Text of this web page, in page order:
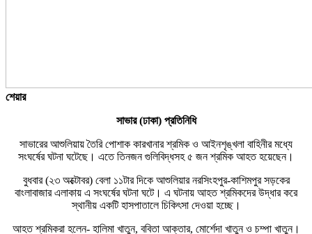
শেয়ার
সাভার (ঢাকা) প্রতিনিধি
সাভারের আশুলিয়ায় তৈরি পোশাক কারখানার শ্রমিক ও আইনশৃঙ্খলা বাহিনীর মধ্যে
সংঘর্ষের ঘটনা ঘটেছে। এতে তিনজন গুলিবিদ্ধসহ ৫ জন শ্রমিক আহত হয়েছেন।
বুধবার (২৩ অক্টোবর) বেলা ১১টার দিকে আশুলিয়ার নরসিংহপুর-কাশিমপুর সড়কের
বাংলাবাজার এলাকায় এ সংঘর্ষের ঘটনা ঘটে। এ ঘটনায় আহত শ্রমিকদের উদ্ধার করে
স্থানীয় একটি হাসপাতালে চিকিৎসা দেওয়া হচ্ছে।
আহত শ্রমিকরা হলেন- হালিমা খাতুন, ববিতা আক্তার, মোর্শেদা খাতুন ও চম্পা খাতুন।